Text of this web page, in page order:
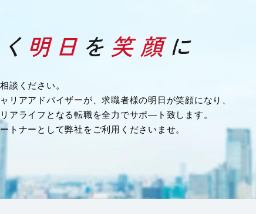
談ください。
リアアドバイザーが、求職者様の明日が笑顔になり、
アライフとなる転職を全力でサポ―ト致します。
トナーとして弊社をご利用くださいませ。